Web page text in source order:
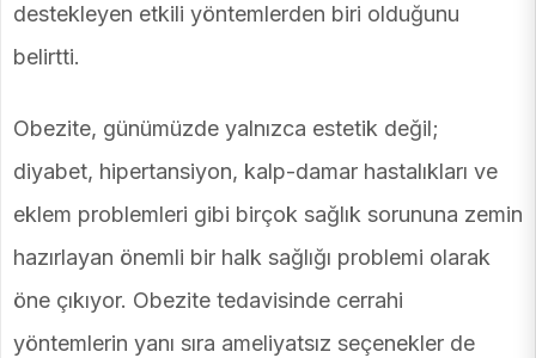
destekleyen etkili yöntemlerden biri olduğunu
belirtti.
Obezite, günümüzde yalnızca estetik değil;
diyabet, hipertansiyon, kalp-damar hastalıkları ve
eklem problemleri gibi birçok sağlık sorununa zemin
hazırlayan önemli bir halk sağlığı problemi olarak
öne çıkıyor. Obezite tedavisinde cerrahi
yöntemlerin yanı sıra ameliyatsız seçenekler de